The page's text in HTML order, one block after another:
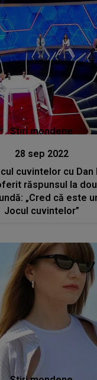
Stiri mondene
28 sep 2022
cuvintelor cu Dan
răspunsul la
„Cred că este
Jocul cuvintelor”